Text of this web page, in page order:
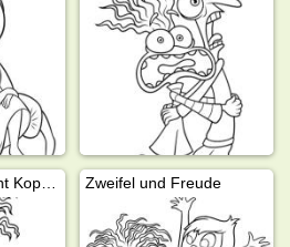
Zweifel (Alles steht Kopf 2) Zweifel und Freude